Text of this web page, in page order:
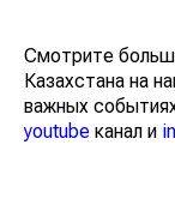
Смотрите
Казахстана на
важных
youtube канал и